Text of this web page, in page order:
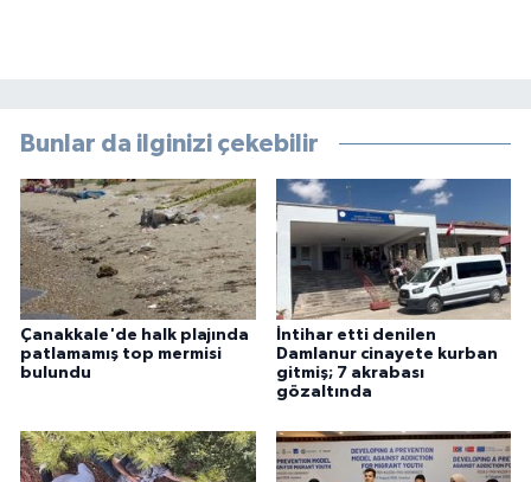
Bunlar da ilginizi çekebilir
Çanakkale'de halk plajında
patlamamış top mermisi
bulundu
İntihar etti denilen
Damlanur cinayete kurban
gitmiş; 7 akrabası
gözaltında